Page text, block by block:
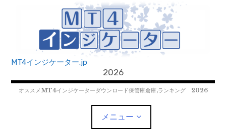
MT4インジケーター.jp
2026
オススメMT4インジケーターダウンロード保管庫倉庫,ランキング 2026
メニュー